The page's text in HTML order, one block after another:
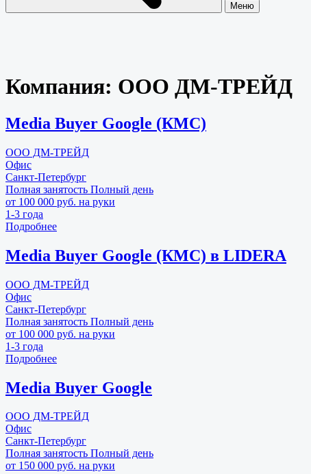
Меню
Компания: ООО ДМ-ТРЕЙД
Media Buyer Google (КМС)
ООО ДМ-ТРЕЙД
Офис
Санкт-Петербург
Полная занятость Полный день
от 100 000 руб. на руки
1-3 года
Подробнее
Media Buyer Google (КМС) в LIDERA
ООО ДМ-ТРЕЙД
Офис
Санкт-Петербург
Полная занятость Полный день
от 100 000 руб. на руки
1-3 года
Подробнее
Media Buyer Google
ООО ДМ-ТРЕЙД
Офис
Санкт-Петербург
Полная занятость Полный день
от 150 000 руб. на руки